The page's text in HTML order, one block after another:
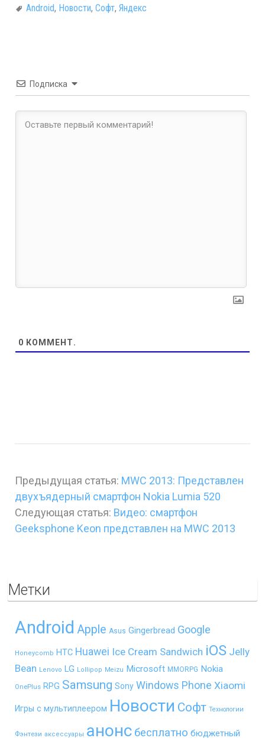
Android, Новости, Софт, Яндекс
Подписка
0 КОММЕНТ.
Предыдущая статья: MWC 2013: Представлен
двухъядерный смартфон Nokia Lumia 520
Следующая статья: Видео: смартфон
Geeksphone Keon представлен на MWC 2013
Метки
Android Apple Asus Gingerbread Google
Honeycomb HTC Huawei Ice Cream Sandwich iOS Jelly
Bean Lenovo LG Lollipop Meizu Microsoft MMORPG Nokia
OnePlus RPG Samsung Sony Windows Phone Xiaomi
Игры с мультиплеером Новости Софт Технологии
Фэнтези аксессуары анонс бесплатно бюджетный